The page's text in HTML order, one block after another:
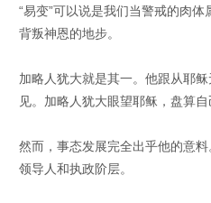
“易变”可以说是我们当警戒的肉
背叛神恩的地步。
加略人犹大就是其一。他跟从耶
见。加略人犹大眼望耶稣，盘算
然而，事态发展完全出乎他的意
领导人和执政阶层。